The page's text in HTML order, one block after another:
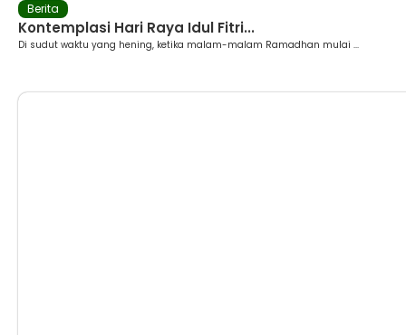
Berita
Kontemplasi Hari Raya Idul Fitri...
Di sudut waktu yang hening, ketika malam-malam Ramadhan mulai ...